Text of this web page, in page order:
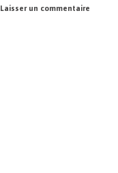
Laisser un commentaire